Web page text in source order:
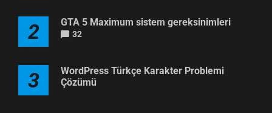
2 GTA 5 Maximum sistem gereksinimleri
32
3
WordPress Türkçe Karakter Problemi
Çözümü